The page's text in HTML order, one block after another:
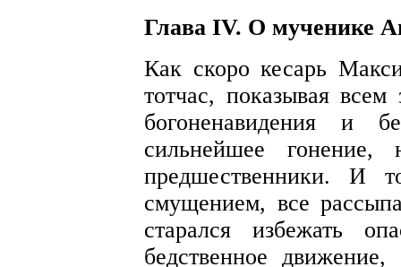
Глава IV. О мученике
Как скоро кесарь
тотчас, показывая
богоненавидения и
сильнейшее гонение,
предшественники. И
смущением, все
старался избежать
бедственное